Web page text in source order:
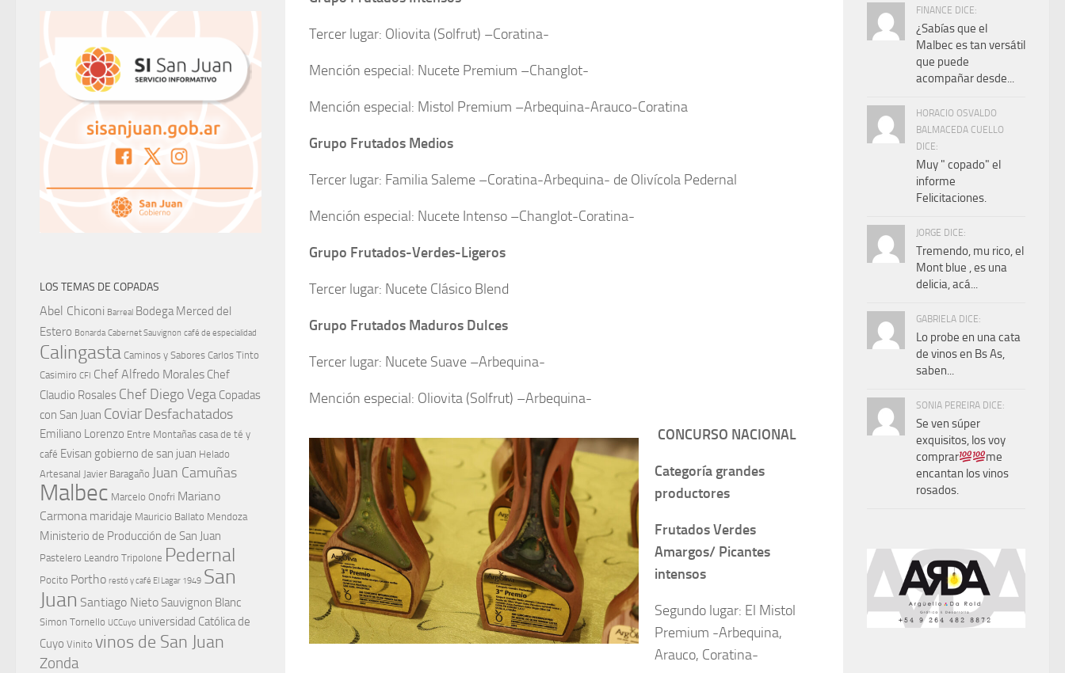
Tercer lugar: Oliovita (Solfrut) –Coratina-
Mención especial: Nucete Premium –Changlot-
Mención especial: Mistol Premium –Arbequina-Arauco-Coratina
Grupo Frutados Medios
Tercer lugar: Familia Saleme –Coratina-Arbequina- de Olivícola Pedernal
Mención especial: Nucete Intenso –Changlot-Coratina-
Grupo Frutados-Verdes-Ligeros
Tercer lugar: Nucete Clásico Blend
Grupo Frutados Maduros Dulces
Tercer lugar: Nucete Suave –Arbequina-
Mención especial: Oliovita (Solfrut) –Arbequina-
CONCURSO NACIONAL
Categoría grandes
productores
Frutados Verdes
Amargos/ Picantes
intensos
Segundo lugar: El Mistol
Premium -Arbequina,
Arauco, Coratina-
LOS TEMAS DE COPADAS
Abel Chiconi Barreal Bodega Merced del
Estero Bonarda Cabernet Sauvignon café de especialidad
Calingasta Caminos y Sabores Carlos Tinto
Casimiro CFI Chef Alfredo Morales Chef
Claudio Rosales Chef Diego Vega Copadas
con San Juan CoviarDesfachatados
Emiliano Lorenzo Entre Montañas casa de té y
café Evisan gobierno de san juan Helado
Artesanal Javier Baragaño Juan Camuñas
Malbec Marcelo Onofri Mariano
Carmona maridaje Mauricio Ballato Mendoza
Ministerio de Producción de San Juan
Pastelero Leandro Tripolone Pedernal
Pocito Portho restó y café El Lagar 1949 San
Juan Santiago Nieto Sauvignon Blanc
Simon Tornello UCCuyo universidad Católica de
Cuyo Vinito vinos de San Juan
Zonda
FINANCE DICE:
¿Sabías que el
Malbec es tan versátil
que puede
acompañar desde...
HORACIO OSVALDO
BALMACEDA CUELLO
DICE:
Muy " copado" el
informe
Felicitaciones.
JORGE DICE:
Tremendo, mu rico, el
Mont blue , es una
delicia, acá...
GABRIELA DICE:
Lo probe en una cata
de vinos en Bs As,
saben...
SONIA PEREIRA DICE:
Se ven súper
exquisitos, los voy
comprar
me
encantan los vinos
rosados.